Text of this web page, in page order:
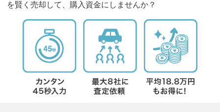
を賢く売却して、購入資金にしませんか？